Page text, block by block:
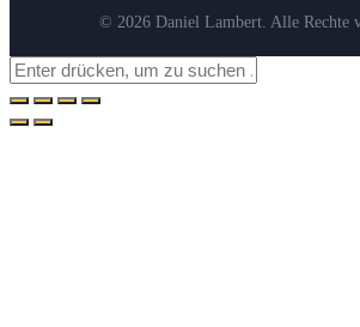
© 2026 Daniel Lambert. Alle Rechte